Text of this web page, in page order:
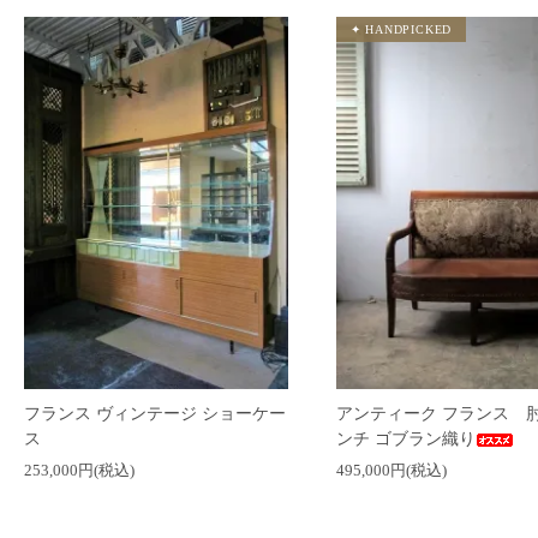
フランス ヴィンテージ ショーケー
ス
253,000円(税込)
アンティーク フランス
ンチ ゴブラン織り
495,000円(税込)